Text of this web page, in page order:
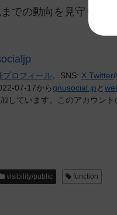
での動向を見守ります
プロフィール。SNS: X Twitter/
07-17からgnusocial.jpと
しています。このアカウン
visibility/public function